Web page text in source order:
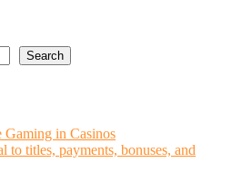
Search
in Casinos
to titles, payments, bonuses, and